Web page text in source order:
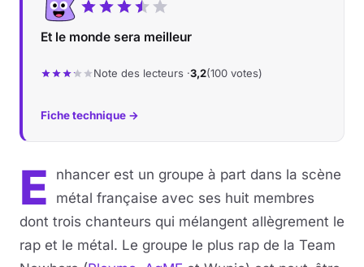
Et le monde sera meilleur
Note des lecteurs ·3,2(100 votes)
Fiche technique →
E
nhancer est un groupe à part dans la scène
métal française avec ses huit membres
dont trois chanteurs qui mélangent allègrement le
rap et le métal. Le groupe le plus rap de la Team